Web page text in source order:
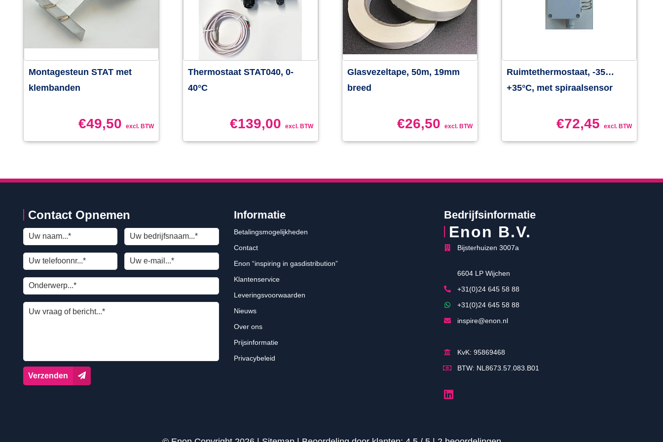
Montagesteun STAT met
klembanden
€49,50 excl. BTW
Thermostaat STAT040, 0-
40°C
€139,00 excl. BTW
Glasvezeltape, 50m, 19mm
breed
€26,50 excl. BTW
Ruimtethermostaat, -35…
+35°C, met spiraalsensor
€72,45 excl. BTW
Contact Opnemen
Verzenden
Informatie
Betalingsmogelijkheden
Contact
Enon “inspiring in gasdistribution”
Klantenservice
Leveringsvoorwaarden
Nieuws
Over ons
Prijsinformatie
Privacybeleid
Bedrijfsinformatie
Enon B.V.
Bijsterhuizen 3007a
6604 LP Wijchen
+31(0)24 645 58 88
+31(0)24 645 58 88
inspire@enon.nl
KvK: 95869468
BTW: NL8673.57.083.B01